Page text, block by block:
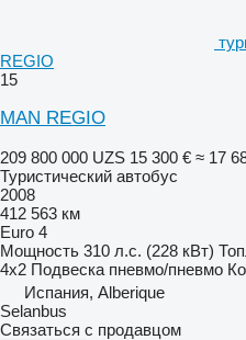
REGIO
15
MAN REGIO
209 800 000 UZS 15 300 € ≈ 17
Туристический автобус
2008
412 563 км
Euro 4
Мощность 310 л.с. (228 кВт)
4x2 Подвеска пневмо/пневмо
Испания, Alberique
Selanbus
Связаться с продавцом